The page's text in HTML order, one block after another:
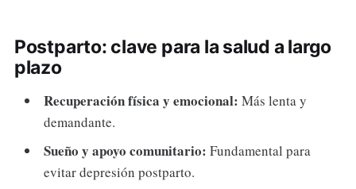
Postparto: clave para la salud a largo
plazo
Recuperación física y emocional: Más lenta y
demandante.
Sueño y apoyo comunitario: Fundamental para
evitar depresión postparto.